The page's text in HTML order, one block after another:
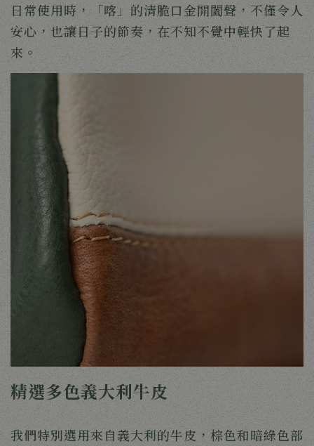
日常使用時，「喀」的清脆口金開闔聲，不僅令人
安心，也讓日子的節奏，在不知不覺中輕快了起
來。
精選多色義大利牛皮
我們特別選用來自義大利的牛皮，棕色和暗綠色部